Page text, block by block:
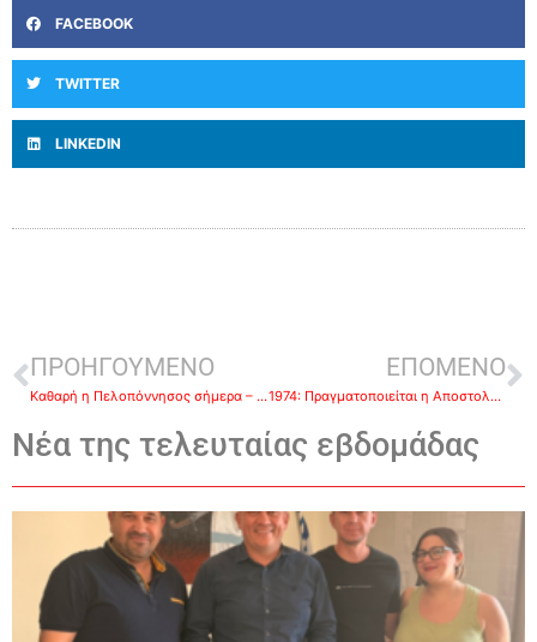
FACEBOOK
TWITTER
LINKEDIN
ΠΡΟΗΓΟΥΜΕΝΟ
Καθαρή η Πελοπόννησος σήμερα – Παραμένει στα 205 άτομα
ΕΠΟΜΕΝΟ
1974: Πραγματοποιείται η Αποστολή «ΝΙΚΗ» μεταφοράς της 1ης Μοίρας Καταδρομέων από τη Σούδα στο βομβαρδισμένο αεροδρόμιο της Λευκωσίας-Καταρρίπτεται το ΝΙΚΗ-4
Νέα της τελευταίας εβδομάδας